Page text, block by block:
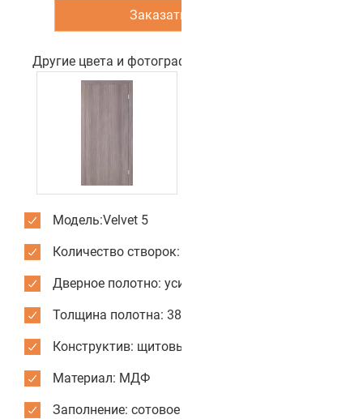
Заказать звонок
Другие цвета и фотографии двери
Модель:Velvet 5
Количество створок: одностворчатые
Дверное полотно: усиленное
Толщина полотна: 38 мм
Конструктив: щитовые двери
Материал: МДФ
Заполнение: сотовое